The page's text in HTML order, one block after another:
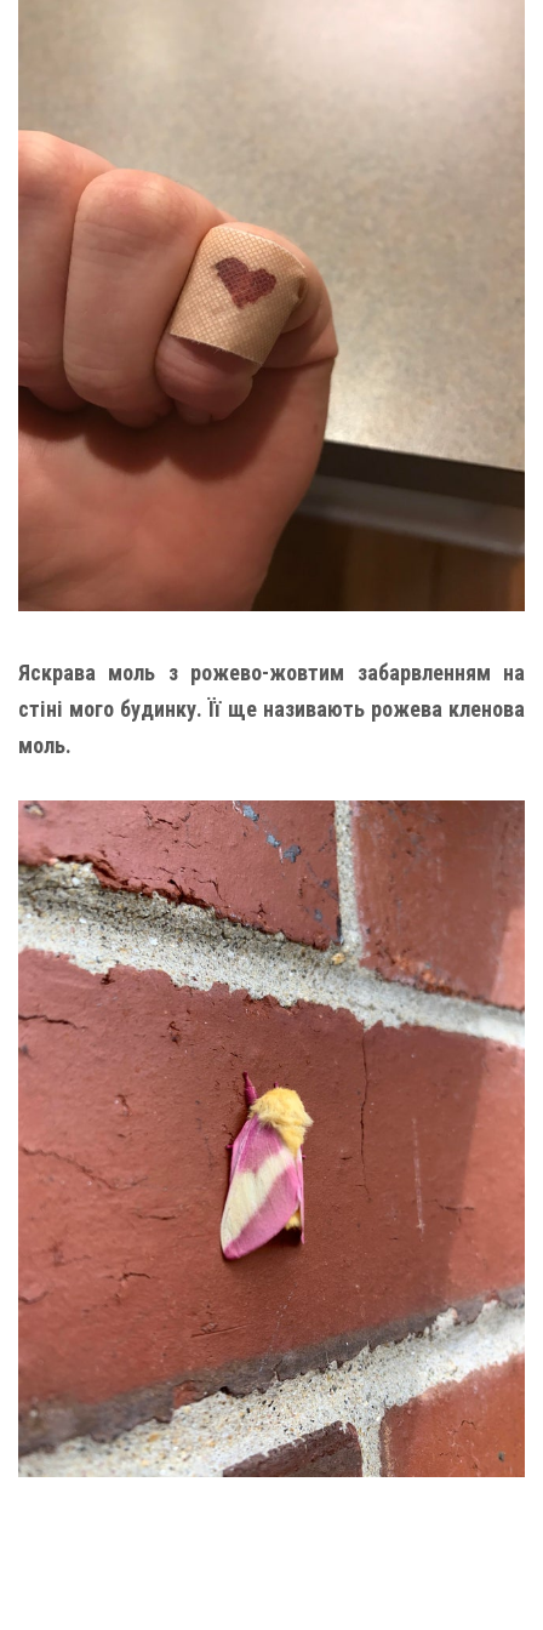
Яскрава моль з рожево-жовтим забарвленням на
стіні мого будинку. Її ще називають рожева кленова
моль.